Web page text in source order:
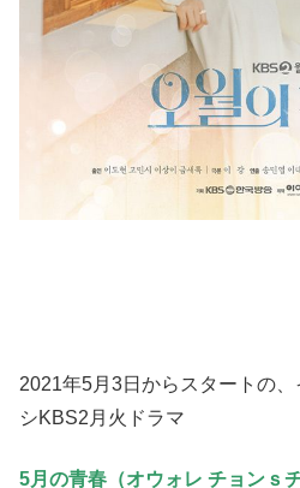
2021年5月3日からスタートの
シKBS2月火ドラマ
5月の青春（オウォレ チョンｓ